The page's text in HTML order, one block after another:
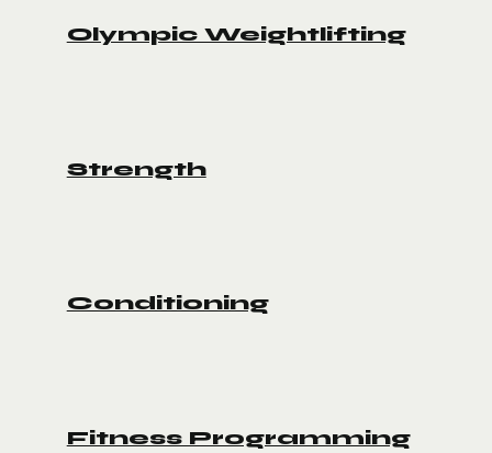
Olympic Weightlifting
Strength
Conditioning
Fitness Programming